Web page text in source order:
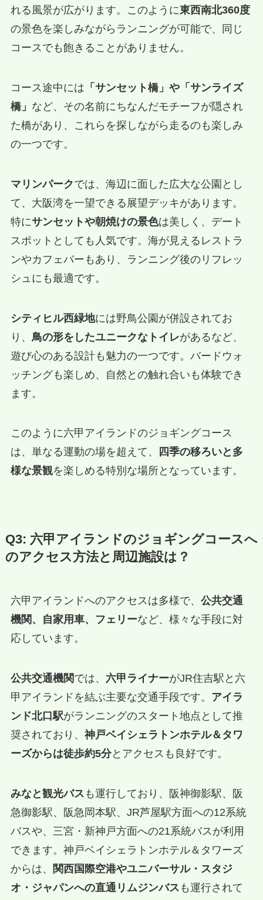
れる風景が広がります。このように東西南北360度
の景色を楽しみながらランニングが可能で、同じ
コースでも飽きることがありません。
コース途中には 「サンセット橋」や「サンライズ
橋」 など、その名前にちなんだモチーフが隠され
た橋があり、これらを探しながら走るのも楽しみ
の一つです。
マリンパークでは、海辺に面した広大な公園とし
て、大阪湾を一望できる展望デッキがあります。
特にサンセットや朝焼けの景色は美しく、デート
スポットとしても人気です。海が見えるレストラ
ンやカフェバーもあり、ランニング後のリフレッ
シュにも最適です。
シティヒル西緑地には野鳥公園が併設されてお
り、 鳥の形をしたユニークなトイレがあるなど、
遊び心のある設計も魅力の一つです。バードウォ
ッチングも楽しめ、自然との触れ合いも体験でき
ます。
このように六甲アイランドのジョギングコース
は、単なる運動の場を超えて、
四季の移ろいと多
様な景観を楽しめる特別な場所となっています。
Q3: 六甲アイランドのジョギングコースへ
のアクセス方法と周辺施設は？
六甲アイランドへのアクセスは多様で、 公共交通
機関、自家用車、フェリーなど、様々な手段に対
応しています。
公共交通機関では、 六甲ライナーがJR住吉駅と六
甲アイランドを結ぶ主要な交通手段です。 アイラ
ンド北口駅がランニングのスタート地点として推
奨されており、 神戸ベイシェラトンホテル＆タワ
ーズからは徒歩約5分とアクセスも良好です。
みなと観光バス も運行しており、阪神御影駅、阪
急御影駅、阪急岡本駅、JR芦屋駅方面への12系統
バスや、三宮・新神戸方面への21系統バスが利用
できます。神戸ベイシェラトンホテル＆タワーズ
からは、
関西国際空港やユニバーサル・スタジ
オ・ジャパンへの直通リムジンバス も運行されて